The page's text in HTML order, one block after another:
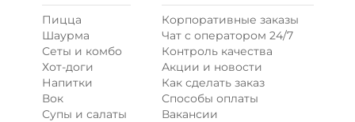
Пицца
Шаурма
Сеты и комбо
Хот-доги
Напитки
Вок
Супы и салаты
Корпоративные заказы
Чат с оператором 24/7
Контроль качества
Акции и новости
Как сделать заказ
Способы оплаты
Вакансии